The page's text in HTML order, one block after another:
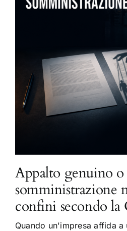
Appalto genuino o
somministrazione
confini secondo la
Quando un'impresa affida a